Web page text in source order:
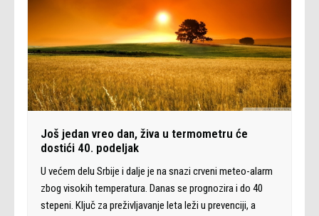
Još jedan vreo dan, živa u termometru će
dostići 40. podeljak
U većem delu Srbije i dalje je na snazi crveni meteo-alarm
zbog visokih temperatura. Danas se prognozira i do 40
stepeni. Ključ za preživljavanje leta leži u prevenciji, a